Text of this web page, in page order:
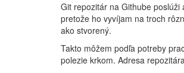
Git repozitár na Githube
pretože ho vyvíjam na troch
ako stvorený.
Takto môžem podľa potreby
polezie krkom. Adresa